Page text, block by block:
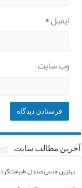
ایمیل*
وب‌ سایت
آخرین مطالب سایت
بهترین جنس صندل